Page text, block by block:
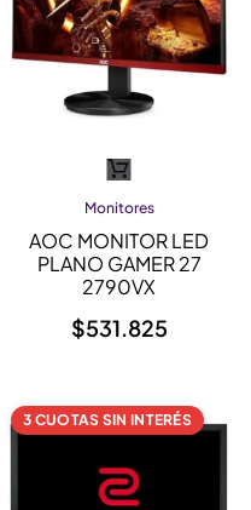
Monitores
AOC MONITOR LED
PLANO GAMER 27
2790VX
$531.825
3 CUOTAS SIN INTERÉS